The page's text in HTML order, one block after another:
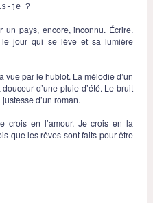
je ?
un pays, encore, inconnu. Écrire.
le jour qui se lève et sa lumière
vue par le hublot. La mélodie d’un
d’une pluie d’été. Le bruit
d’un roman.
crois en l’amour. Je crois en la
que les rêves sont faits pour être